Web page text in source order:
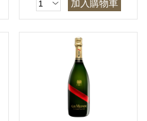
加入購物車